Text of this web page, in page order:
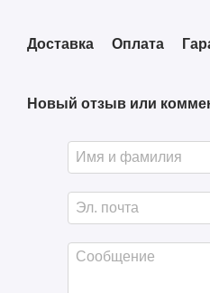
Доставка Оплата
Новый отзыв или